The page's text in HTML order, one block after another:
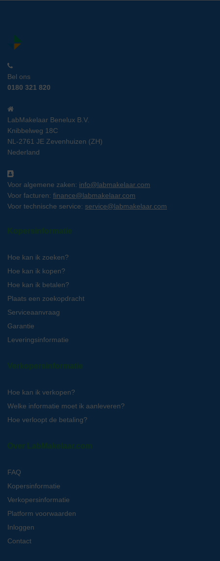
Bel ons
0180 321 820
LabMakelaar Benelux B.V.
Knibbelweg 18C
NL-2761 JE Zevenhuizen (ZH)
Nederland
Voor algemene zaken: info@labmakelaar.com
Voor facturen: finance@labmakelaar.com
Voor technische service: service@labmakelaar.com
Kopersinformatie
Hoe kan ik zoeken?
Hoe kan ik kopen?
Hoe kan ik betalen?
Plaats een zoekopdracht
Serviceaanvraag
Garantie
Leveringsinformatie
Verkopersinformatie
Hoe kan ik verkopen?
Welke informatie moet ik aanleveren?
Hoe verloopt de betaling?
Over LabMakelaar.com
FAQ
Kopersinformatie
Verkopersinformatie
Platform voorwaarden
Inloggen
Contact